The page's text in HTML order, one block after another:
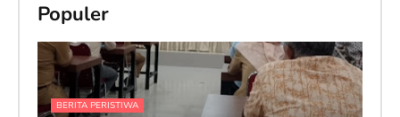
Populer
BERITA PERISTIWA